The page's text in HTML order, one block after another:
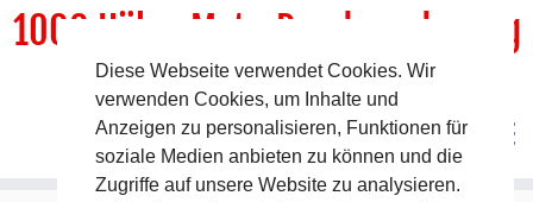
1000 HöhenMeterRundwanderweg
DER Rundwanderweg um Pommelsbrunn
Diese Webseite verwendet Cookies. Wir
verwenden Cookies, um Inhalte und
Anzeigen zu personalisieren, Funktionen für
soziale Medien anbieten zu können und die
Zugriffe auf unsere Website zu analysieren.